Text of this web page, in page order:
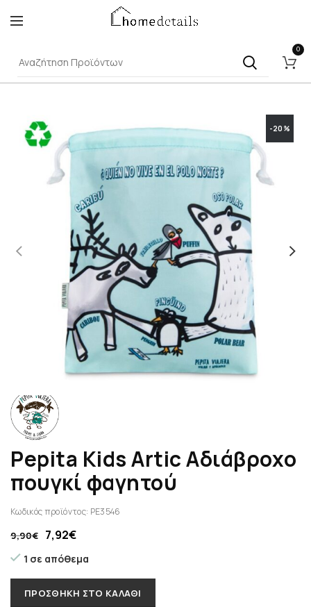
0
-20%
Pepita Kids Artic Aδιάβροχο
πουγκί φαγητού
Κωδικός προϊόντος: PE3546
9,90€ 7,92€
1 σε απόθεμα
ΠΡΟΣΘΉΚΗ ΣΤΟ ΚΑΛΆΘΙ